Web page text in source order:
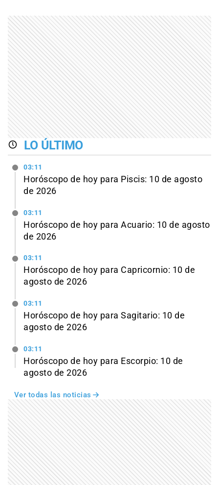
LO ÚLTIMO
03:11
Horóscopo de hoy para Piscis: 10 de agosto
de 2026
03:11
Horóscopo de hoy para Acuario: 10 de agosto
de 2026
03:11
Horóscopo de hoy para Capricornio: 10 de
agosto de 2026
03:11
Horóscopo de hoy para Sagitario: 10 de
agosto de 2026
03:11
Horóscopo de hoy para Escorpio: 10 de
agosto de 2026
Ver todas las noticias